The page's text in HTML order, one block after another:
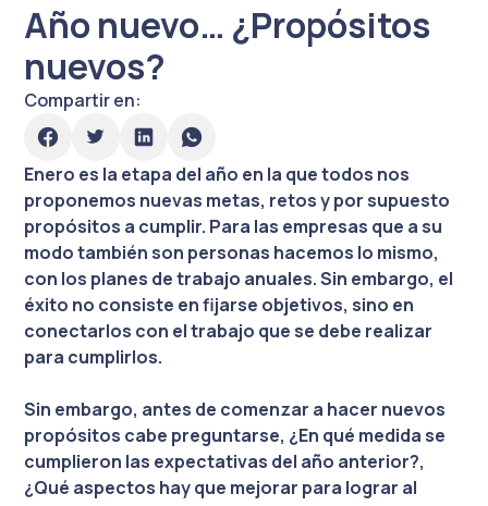
Año nuevo… ¿Propósitos
nuevos?
Compartir en:
Enero es la etapa del año en la que todos nos
proponemos nuevas metas, retos y por supuesto
propósitos a cumplir. Para las empresas que a su
modo también son personas hacemos lo mismo,
con los planes de trabajo anuales. Sin embargo, el
éxito no consiste en fijarse objetivos, sino en
conectarlos con el trabajo que se debe realizar
para cumplirlos.
Sin embargo, antes de comenzar a hacer nuevos
propósitos cabe preguntarse, ¿En qué medida se
cumplieron las expectativas del año anterior?,
¿Qué aspectos hay que mejorar para lograr al